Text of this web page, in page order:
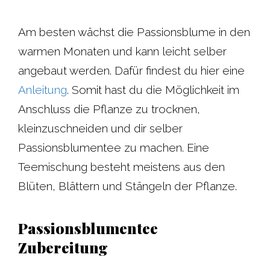
Am besten wächst die Passionsblume in den
warmen Monaten und kann leicht selber
angebaut werden. Dafür findest du hier eine
Anleitung. Somit hast du die Möglichkeit im
Anschluss die Pflanze zu trocknen,
kleinzuschneiden und dir selber
Passionsblumentee zu machen. Eine
Teemischung besteht meistens aus den
Blüten, Blättern und Stängeln der Pflanze.
Passionsblumentee
Zubereitung